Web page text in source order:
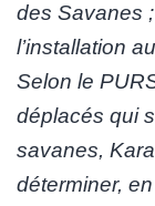
des Savanes
l’installation
Selon le
déplacés qui
savanes,
déterminer,